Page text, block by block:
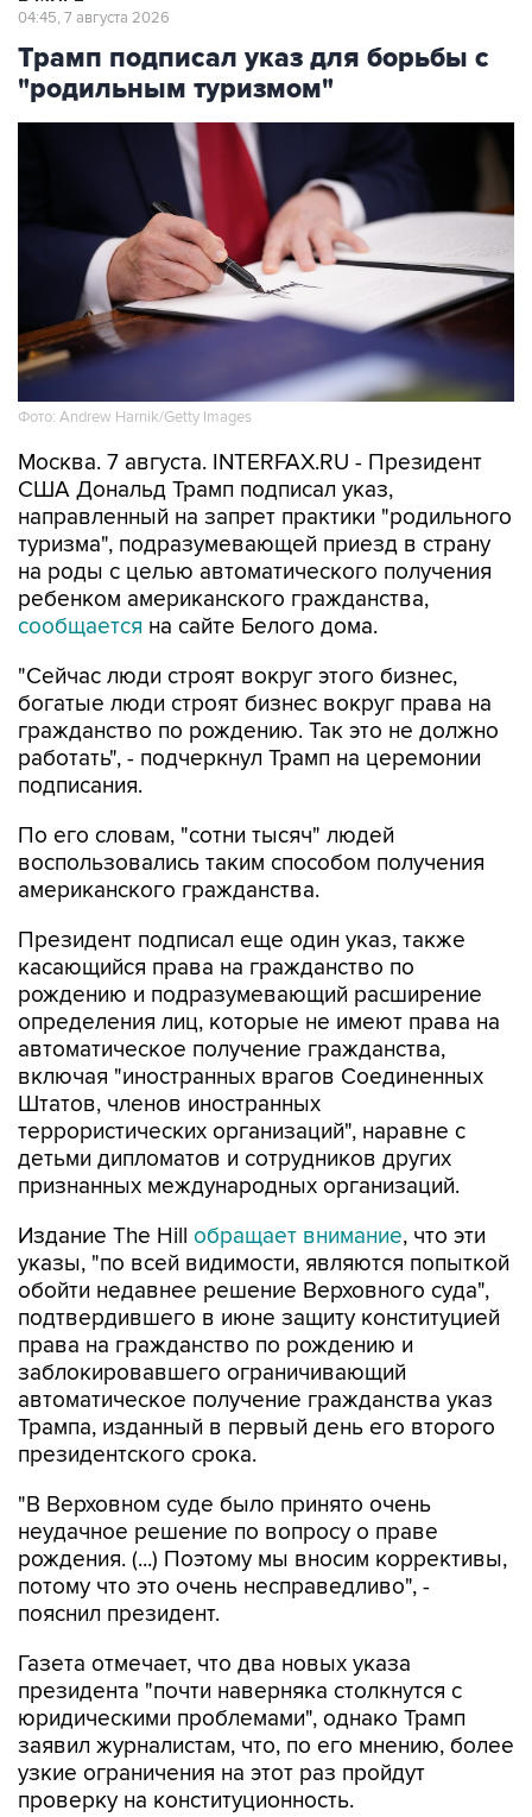
04:45, 7 августа 2026
Трамп подписал указ для борьбы с
"родильным туризмом"
Фото: Andrew Harnik/Getty Images
Москва. 7 августа. INTERFAX.RU - Президент
США Дональд Трамп подписал указ,
направленный на запрет практики "родильного
туризма", подразумевающей приезд в страну
на роды с целью автоматического получения
ребенком американского гражданства,
сообщается на сайте Белого дома.
"Сейчас люди строят вокруг этого бизнес,
богатые люди строят бизнес вокруг права на
гражданство по рождению. Так это не должно
работать", - подчеркнул Трамп на церемонии
подписания.
По его словам, "сотни тысяч" людей
воспользовались таким способом получения
американского гражданства.
Президент подписал еще один указ, также
касающийся права на гражданство по
рождению и подразумевающий расширение
определения лиц, которые не имеют права на
автоматическое получение гражданства,
включая "иностранных врагов Соединенных
Штатов, членов иностранных
террористических организаций", наравне с
детьми дипломатов и сотрудников других
признанных международных организаций.
Издание The Hill обращает внимание, что эти
указы, "по всей видимости, являются попыткой
обойти недавнее решение Верховного суда",
подтвердившего в июне защиту конституцией
права на гражданство по рождению и
заблокировавшего ограничивающий
автоматическое получение гражданства указ
Трампа, изданный в первый день его второго
президентского срока.
"В Верховном суде было принято очень
неудачное решение по вопросу о праве
рождения. (...) Поэтому мы вносим коррективы,
потому что это очень несправедливо", -
пояснил президент.
Газета отмечает, что два новых указа
президента "почти наверняка столкнутся с
юридическими проблемами", однако Трамп
заявил журналистам, что, по его мнению, более
узкие ограничения на этот раз пройдут
проверку на конституционность.